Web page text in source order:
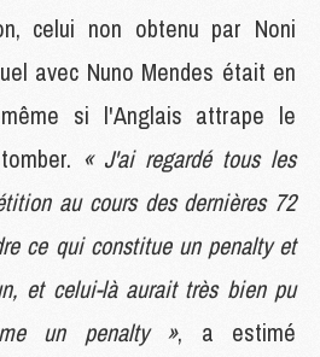
celui non obtenu par Noni
avec Nuno Mendes était en
si l'Anglais attrape le
« J'ai regardé tous les
au cours des dernières 72
ce qui constitue un penalty et
et celui-là aurait très bien pu
un penalty », a estimé